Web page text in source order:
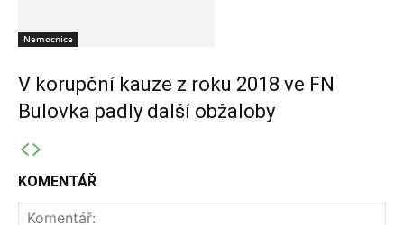
Nemocnice
V korupční kauze z roku 2018 ve FN
Bulovka padly další obžaloby
KOMENTÁŘ